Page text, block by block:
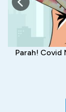
Parah! Covid